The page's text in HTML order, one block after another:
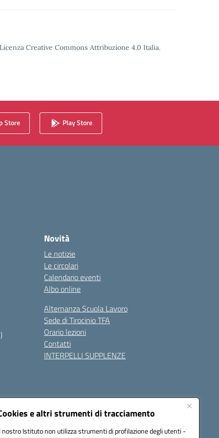
e altri strumenti di tracciamento
nostro Istituto non utilizza strumenti di profilazione degli utenti -
Creative Commons Attribuzione 4.0 Italia.
Store Play Store
Novità
Le notizie
Le circolari
Calendario eventi
Albo online
Alternanza Scuola Lavoro
Sede di Tirocinio TFA
Orario lezioni
Contatti
INTERPELLI SUPPLENZE